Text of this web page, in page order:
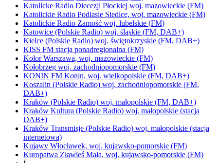
Katolicke Radio Diecezji Płockiej woj. mazowieckie (FM)
Katolickie Radio Podlasie Siedlce, woj. mazowieckie (FM)
Katolickie Radio Zamość woj. lubelskie (FM)
Katowice (Polskie Radio) woj. śląskie (FM, DAB+)
Kielce (Polskie Radio) woj. świętokrzyskie (FM, DAB+)
KISS FM stacja ponadregionalna (FM)
KolorWarszawa, woj. mazowieckie (FM)
Kołobrzeg woj. zachodniopomorskie (FM)
KONIN FM Konin, woj. wielkopolskie (FM, DAB+)
Koszalin (Polskie Radio) woj. zachodniopomorskie (FM,
DAB+)
Kraków (Polskie Radio) woj. małopolskie (FM, DAB+)
Kraków Kultura (Polskie Radio) woj. małopolskie (stacja
DAB+)
Kraków Transmisje (Polskie Radio) woj. małopolskie (stacja
internetowa)
Kujawy Włocławek, woj. kujawsko-pomorskie (FM)
Kuropatwa Zławieś Mała, woj. kujawsko-pomorskie (FM)